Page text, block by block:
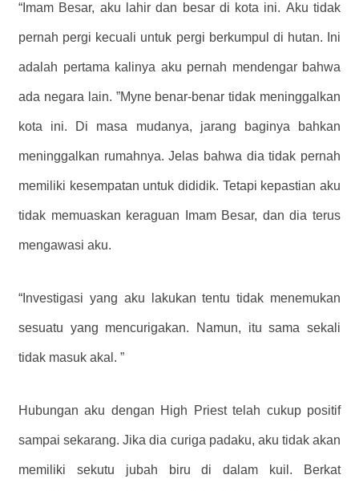
“Imam Besar, aku lahir dan besar di kota ini. Aku tidak
pernah pergi kecuali untuk pergi berkumpul di hutan. Ini
adalah pertama kalinya aku pernah mendengar bahwa
ada negara lain. ”Myne benar-benar tidak meninggalkan
kota ini. Di masa mudanya, jarang baginya bahkan
meninggalkan rumahnya. Jelas bahwa dia tidak pernah
memiliki kesempatan untuk dididik. Tetapi kepastian aku
tidak memuaskan keraguan Imam Besar, dan dia terus
mengawasi aku.
“Investigasi yang aku lakukan tentu tidak menemukan
sesuatu yang mencurigakan. Namun, itu sama sekali
tidak masuk akal. ”
Hubungan aku dengan High Priest telah cukup positif
sampai sekarang. Jika dia curiga padaku, aku tidak akan
memiliki sekutu jubah biru di dalam kuil. Berkat